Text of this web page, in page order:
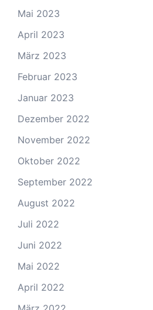
Mai 2023
April 2023
März 2023
Februar 2023
Januar 2023
Dezember 2022
November 2022
Oktober 2022
September 2022
August 2022
Juli 2022
Juni 2022
Mai 2022
April 2022